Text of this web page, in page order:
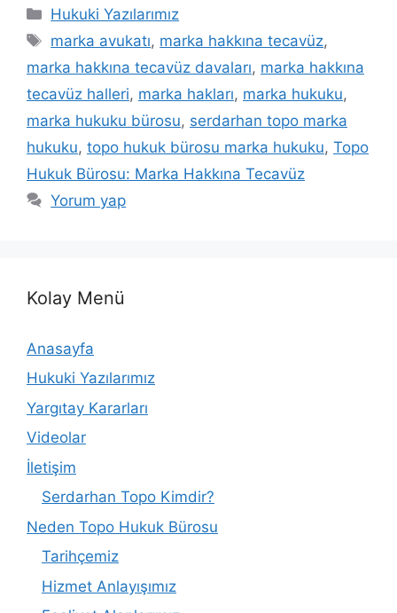
Kategoriler
Hukuki Yazılarımız
Etiketler
marka avukatı, marka hakkına tecavüz,
marka hakkına tecavüz davaları, marka hakkına
tecavüz halleri, marka hakları, marka hukuku,
marka hukuku bürosu, serdarhan topo marka
hukuku, topo hukuk bürosu marka hukuku, Topo
Hukuk Bürosu: Marka Hakkına Tecavüz
Yorum yap
Kolay Menü
Anasayfa
Hukuki Yazılarımız
Yargıtay Kararları
Videolar
İletişim
Serdarhan Topo Kimdir?
Neden Topo Hukuk Bürosu
Tarihçemiz
Hizmet Anlayışımız